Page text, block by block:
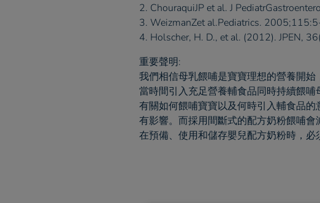
2. ChouraquiJP et al. J
3. WeizmanZet al.Pediatrics.
4. Holscher, H. D., et al. (2012). JPEN,
重要聲明:
我們相信母乳餵哺是寶寶理想的營養開
當時間引入充足營養輔食品同時持續餵
有關如何餵哺寶寶以及何時引入輔食品
有影響。而採用間斷式的配方奶粉餵哺會
在預備、使用和儲存嬰兒配方奶粉時，必